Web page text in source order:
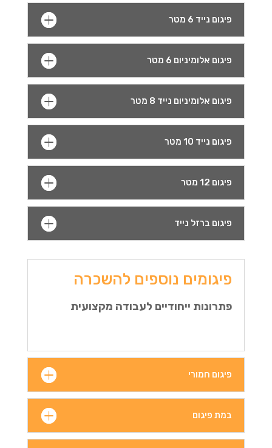
פיגום נייד 6 מטר
פיגום אלומיניום 6 מטר
פיגום אלומיניום נייד 8 מטר
פיגום נייד 10 מטר
פיגום 12 מטר
פיגום ברזל נייד
פיגומים נוספים להשכרה
פתרונות ייחודיים לעבודה מקצועית
פיגום חמורי
במת פיגום